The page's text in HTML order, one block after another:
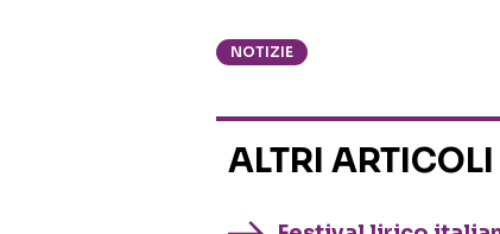
NOTIZIE
ALTRI ARTICOLI